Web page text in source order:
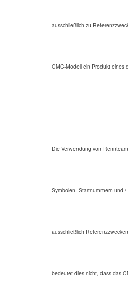
ausschließlich zu
CMC-Modell ein Produkt eines
Die Verwendung von
Symbolen, Startnummern und
ausschließlich
bedeutet dies nicht, dass das